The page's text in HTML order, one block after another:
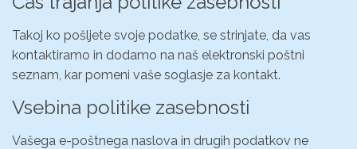
Takoj ko pošljete svoje podatke, se strinjate, da vas
kontaktiramo in dodamo na naš elektronski poštni
seznam, kar pomeni vaše soglasje za kontakt.
Vsebina politike zasebnosti
Vašega e-poštnega naslova in drugih podatkov ne